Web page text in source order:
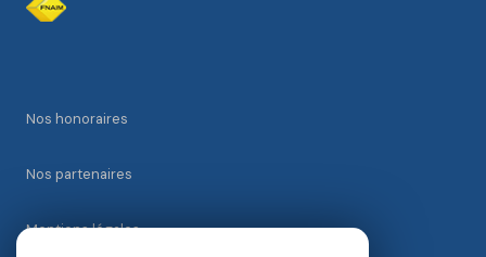
Nos honoraires
Nos partenaires
Mentions légales